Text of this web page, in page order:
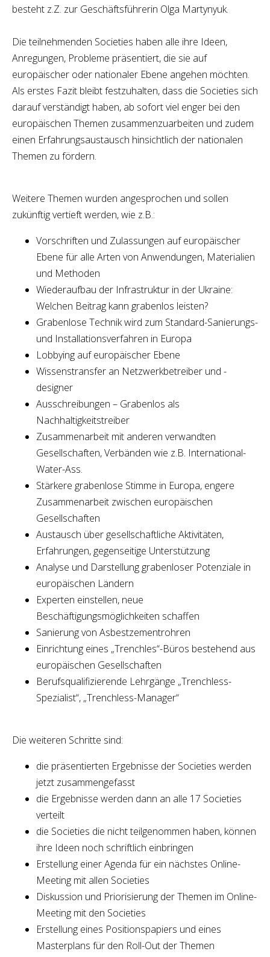
besteht z.Z. zur Geschäftsführerin Olga Martynyuk.
Die teilnehmenden Societies haben alle ihre Ideen,
Anregungen, Probleme präsentiert, die sie auf
europäischer oder nationaler Ebene angehen möchten.
Als erstes Fazit bleibt festzuhalten, dass die Societies sich
darauf verständigt haben, ab sofort viel enger bei den
europäischen Themen zusammenzuarbeiten und zudem
einen Erfahrungsaustausch hinsichtlich der nationalen
Themen zu fördern.
Weitere Themen wurden angesprochen und sollen
zukünftig vertieft werden, wie z.B.:
Vorschriften und Zulassungen auf europäischer
Ebene für alle Arten von Anwendungen, Materialien
und Methoden
Wiederaufbau der Infrastruktur in der Ukraine:
Welchen Beitrag kann grabenlos leisten?
Grabenlose Technik wird zum Standard-Sanierungs-
und Installationsverfahren in Europa
Lobbying auf europäischer Ebene
Wissenstransfer an Netzwerkbetreiber und -
designer
Ausschreibungen – Grabenlos als
Nachhaltigkeitstreiber
Zusammenarbeit mit anderen verwandten
Gesellschaften, Verbänden wie z.B. International-
Water-Ass.
Stärkere grabenlose Stimme in Europa, engere
Zusammenarbeit zwischen europäischen
Gesellschaften
Austausch über gesellschaftliche Aktivitäten,
Erfahrungen, gegenseitige Unterstützung
Analyse und Darstellung grabenloser Potenziale in
europäischen Ländern
Experten einstellen, neue
Beschäftigungsmöglichkeiten schaffen
Sanierung von Asbestzementrohren
Einrichtung eines „Trenchles“-Büros bestehend aus
europäischen Gesellschaften
Berufsqualifizierende Lehrgänge „Trenchless-
Spezialist“, „Trenchless-Manager“
Die weiteren Schritte sind:
die präsentierten Ergebnisse der Societies werden
jetzt zusammengefasst
die Ergebnisse werden dann an alle 17 Societies
verteilt
die Societies die nicht teilgenommen haben, können
ihre Ideen noch schriftlich einbringen
Erstellung einer Agenda für ein nächstes Online-
Meeting mit allen Societies
Diskussion und Priorisierung der Themen im Online-
Meeting mit den Societies
Erstellung eines Positionspapiers und eines
Masterplans für den Roll-Out der Themen